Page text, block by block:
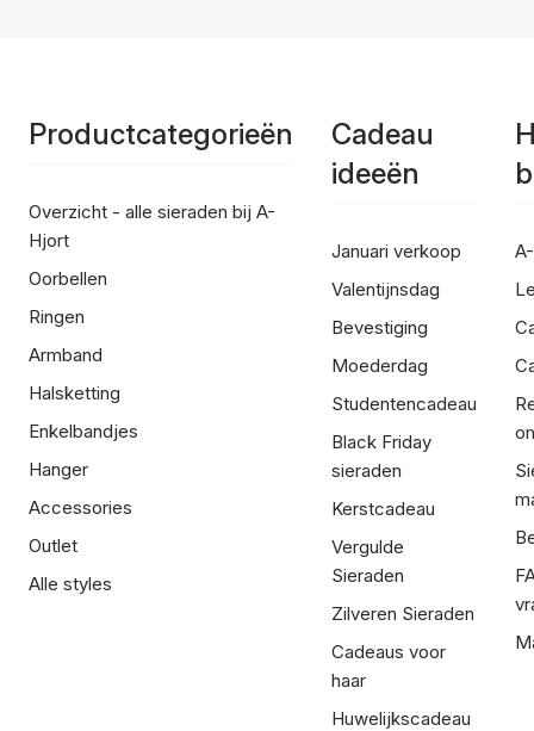
Productcategorieën
Overzicht - alle sieraden bij A-
Hjort
Oorbellen
Ringen
Armband
Halsketting
Enkelbandjes
Hanger
Accessories
Outlet
Alle styles
Cadeau
ideeën
Januari verkoop
Valentijnsdag
Bevestiging
Moederdag
Studentencadeau
Black Friday
sieraden
Kerstcadeau
Vergulde
Sieraden
Zilveren Sieraden
Cadeaus voor
haar
Huwelijkscadeau